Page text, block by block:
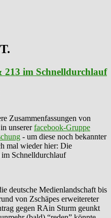
213 im Schnelldurchlauf
Zusammenfassungen von
unsererfacebook-Gruppe
- um diese noch bekannter
mal wieder hier: Die
im Schnelldurchlauf
deutsche Medienlandschaft bis
von Zschäpes erweitereter
gegen RAin Sturm geunkt